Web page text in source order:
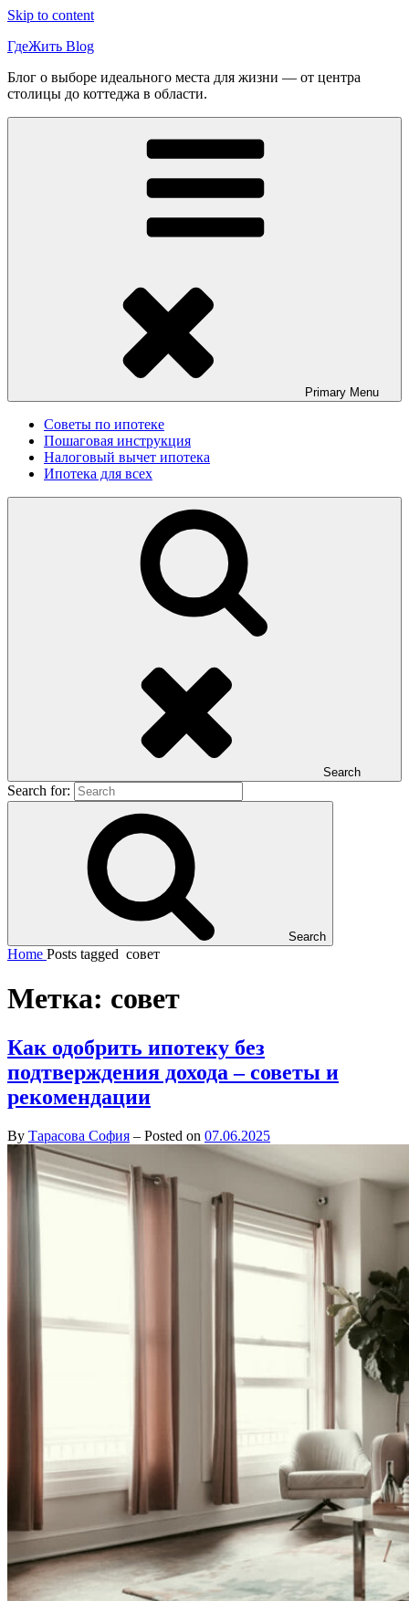
Skip to content
ГдеЖить Blog
Блог о выборе идеального места для жизни — от центра
столицы до коттеджа в области.
Primary Menu
Советы по ипотеке
Пошаговая инструкция
Налоговый вычет ипотека
Ипотека для всех
Search
Search for:
Search
Home Posts tagged совет
Метка: совет
Как одобрить ипотеку без
подтверждения дохода – советы и
рекомендации
By Тарасова София – Posted on 07.06.2025